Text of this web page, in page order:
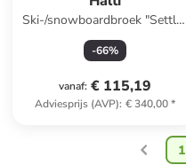
Ski-/snowboardbroek "Settler
DX" groen
-66%
vanaf: € 115,19
Adviesprijs (AVP): € 340,00*
1